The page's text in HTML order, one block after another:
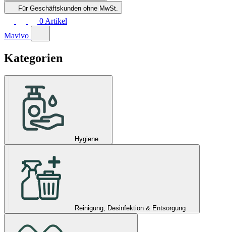
Für Geschäftskunden ohne MwSt.
0 Artikel
Mavivo
Kategorien
Hygiene
Reinigung, Desinfektion & Entsorgung